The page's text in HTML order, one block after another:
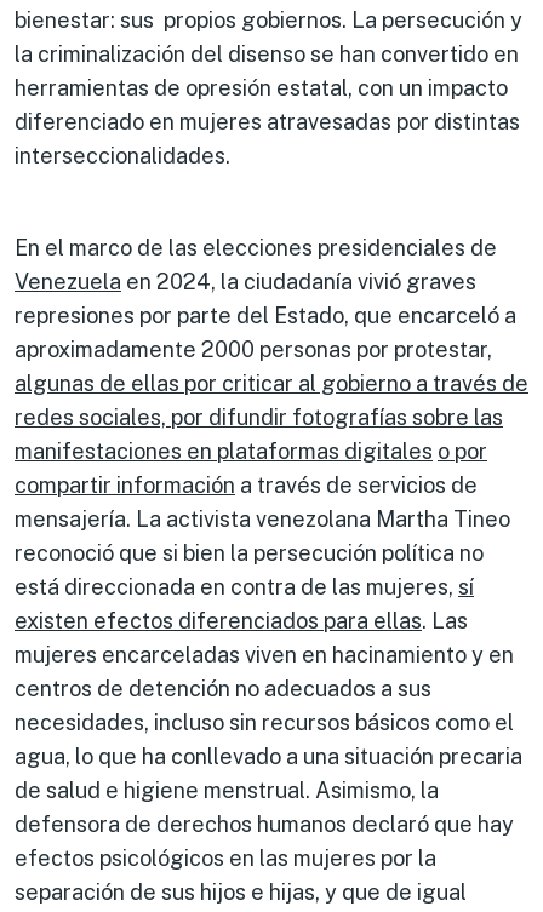
bienestar: sus propios gobiernos. La persecución y
la criminalización del disenso se han convertido en
herramientas de opresión estatal, con un impacto
diferenciado en mujeres atravesadas por distintas
interseccionalidades.
En el marco de las elecciones presidenciales de
Venezuela en 2024, la ciudadanía vivió graves
represiones por parte del Estado, que encarceló a
aproximadamente 2000 personas por protestar,
algunas de ellas por criticar al gobierno a través de
redes sociales, por difundir fotografías sobre las
manifestaciones en plataformas digitales o por
compartir información a través de servicios de
mensajería. La activista venezolana Martha Tineo
reconoció que si bien la persecución política no
está direccionada en contra de las mujeres, sí
existen efectos diferenciados para ellas. Las
mujeres encarceladas viven en hacinamiento y en
centros de detención no adecuados a sus
necesidades, incluso sin recursos básicos como el
agua, lo que ha conllevado a una situación precaria
de salud e higiene menstrual. Asimismo, la
defensora de derechos humanos declaró que hay
efectos psicológicos en las mujeres por la
separación de sus hijos e hijas, y que de igual